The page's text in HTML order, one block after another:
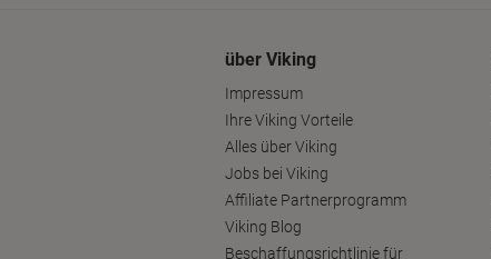
über Viking
Impressum
Ihre Viking Vorteile
Alles über Viking
Jobs bei Viking
Affiliate Partnerprogramm
Viking Blog
Beschaffungsrichtlinie für